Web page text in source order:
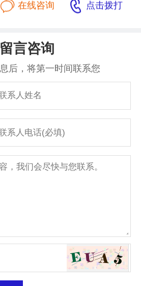
 在线咨询  点击拨打
留言咨询
后，将第一时间联系您